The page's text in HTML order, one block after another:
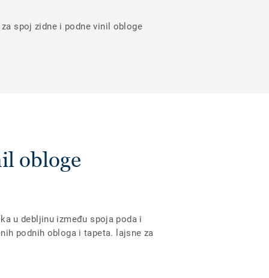
spoj zidne i podne vinil obloge
obloge
u debljinu između spoja poda i
podnih obloga i tapeta. lajsne za